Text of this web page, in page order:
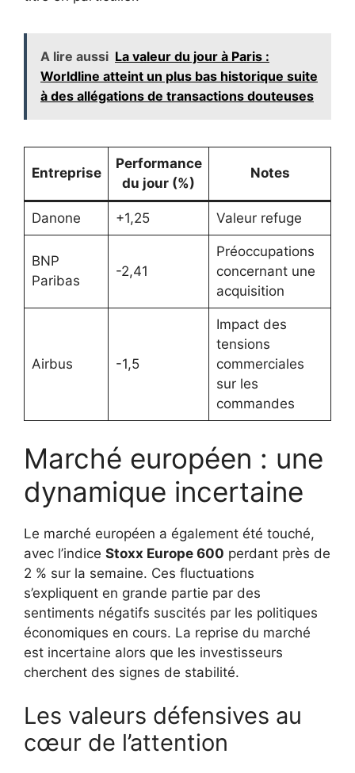
A lire aussi La valeur du jour à Paris :
Worldline atteint un plus bas historique suite
à des allégations de transactions douteuses
Entreprise
Performance
du jour (%)
Notes
Danone +1,25 Valeur refuge
BNP
Paribas
-2,41
Préoccupations
concernant une
acquisition
Airbus -1,5
Impact des
tensions
commerciales
sur les
commandes
Marché européen : une
dynamique incertaine
Le marché européen a également été touché,
avec l’indice Stoxx Europe 600 perdant près de
2 % sur la semaine. Ces fluctuations
s’expliquent en grande partie par des
sentiments négatifs suscités par les politiques
économiques en cours. La reprise du marché
est incertaine alors que les investisseurs
cherchent des signes de stabilité.
Les valeurs défensives au
cœur de l’attention